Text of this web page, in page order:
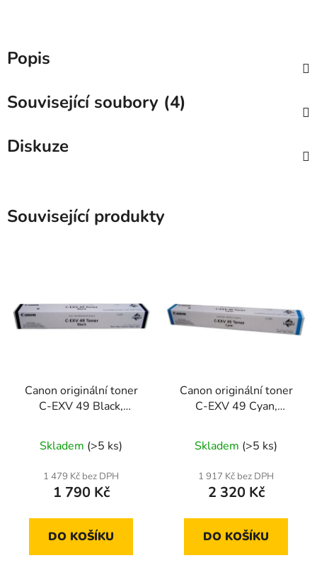
Popis
Související soubory (4)
Diskuze
Související produkty
Canon originální toner
C-EXV 49 Black,
Skladem (>5 ks)
1 479 Kč bez DPH
1 790 Kč
DO KOŠÍKU
Canon originální toner
C-EXV 49 Cyan,
Skladem (>5 ks)
1 917 Kč bez DPH
2 320 Kč
DO KOŠÍKU